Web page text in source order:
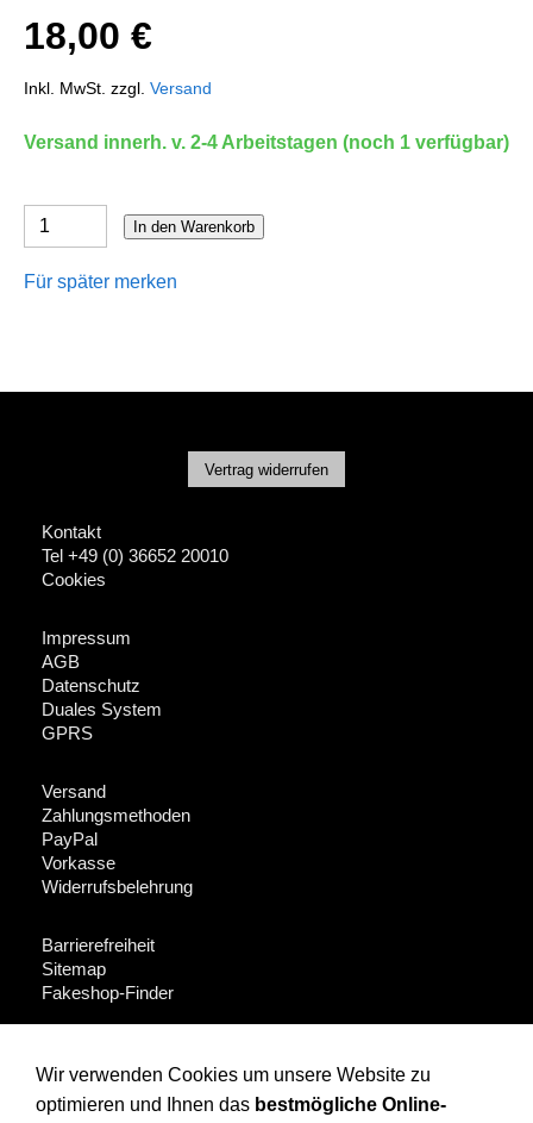
18,00 €
Inkl. MwSt. zzgl. Versand
Versand innerh. v. 2-4 Arbeitstagen (noch 1 verfügbar)
In den Warenkorb
Für später merken
Vertrag widerrufen
Kontakt
Tel +49 (0) 36652 20010
Cookies
Impressum
AGB
Datenschutz
Duales System
GPRS
Versand
Zahlungsmethoden
PayPal
Vorkasse
Widerrufsbelehrung
Barrierefreiheit
Sitemap
Fakeshop-Finder
Instagram
Wir verwenden Cookies um unsere Website zu
optimieren und Ihnen das bestmögliche Online-